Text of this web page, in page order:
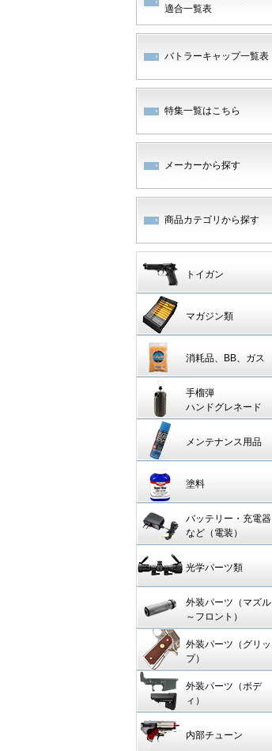
適合一覧表
バトラーキャップ一覧表
特集一覧はこちら
メーカーから探す
商品カテゴリから探す
トイガン
マガジン類
消耗品、BB、ガス
手榴弾
ハンドグレネード
メンテナンス用品
塗料
バッテリー・充電器
など（電装）
光学パーツ類
外装パーツ（マズル
～フロント）
外装パーツ（グリッ
プ）
外装パーツ（ボデ
ィ）
内部チューン